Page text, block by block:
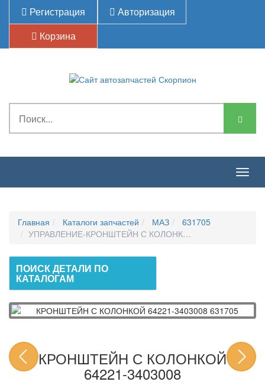
Регистрация
Авторизация
Корзина
Главная Каталоги запчастей МАЗ
631705
УПРАВЛЕНИЕ-КРОНШТЕЙН С КОЛОНКОЙ 64221-3403008
ПОИСК ДЕТАЛИ ПО
КАТАЛОГАМ
КРОНШТЕЙН С КОЛОНКОЙ
64221-3403008